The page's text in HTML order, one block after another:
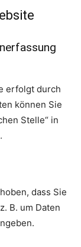
erfolgt durch
können Sie
Stelle“ in
dass Sie
B. um Daten